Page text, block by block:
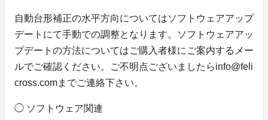
自動台形補正の水平方向についてはソフトウェアアップ
デートにて手動での調整となります。ソフトウェアアッ
プデートの方法についてはご購入者様にご案内するメー
ルでご確認ください。ご不明点ございましたらinfo@feli
cross.comまでご連絡下さい。
◯ ソフトウェア関連